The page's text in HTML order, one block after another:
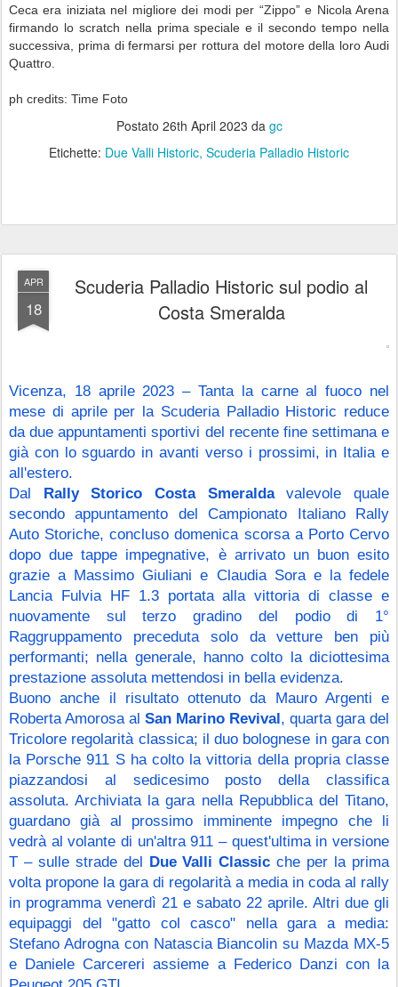
Ceca era iniziata nel migliore dei modi per “Zippo” e Nicola Arena
firmando lo scratch nella prima speciale e il secondo tempo nella
successiva, prima di fermarsi per rottura del motore della loro Audi
Quattro.
ph credits: Time Foto
Postato 26th April 2023 da gc
Etichette: Due Valli Historic Scuderia Palladio Historic
APR
18
Scuderia Palladio Historic sul podio al
Costa Smeralda
Vicenza, 18 aprile 2023 – Tanta la carne al fuoco nel
mese di aprile per la Scuderia Palladio Historic reduce
da due appuntamenti sportivi del recente fine settimana e
già con lo sguardo in avanti verso i prossimi, in Italia e
all'estero.
Dal Rally Storico Costa Smeralda valevole quale
secondo appuntamento del Campionato Italiano Rally
Auto Storiche, concluso domenica scorsa a Porto Cervo
dopo due tappe impegnative, è arrivato un buon esito
grazie a Massimo Giuliani e Claudia Sora e la fedele
Lancia Fulvia HF 1.3 portata alla vittoria di classe e
nuovamente sul terzo gradino del podio di 1°
Raggruppamento preceduta solo da vetture ben più
performanti; nella generale, hanno colto la diciottesima
prestazione assoluta mettendosi in bella evidenza.
Buono anche il risultato ottenuto da Mauro Argenti e
Roberta Amorosa al San Marino Revival, quarta gara del
Tricolore regolarità classica; il duo bolognese in gara con
la Porsche 911 S ha colto la vittoria della propria classe
piazzandosi al sedicesimo posto della classifica
assoluta. Archiviata la gara nella Repubblica del Titano,
guardano già al prossimo imminente impegno che li
vedrà al volante di un'altra 911 – quest'ultima in versione
T – sulle strade del Due Valli Classic che per la prima
volta propone la gara di regolarità a media in coda al rally
in programma venerdì 21 e sabato 22 aprile. Altri due gli
equipaggi del "gatto col casco" nella gara a media:
Stefano Adrogna con Natascia Biancolin su Mazda MX-5
e Daniele Carcereri assieme a Federico Danzi con la